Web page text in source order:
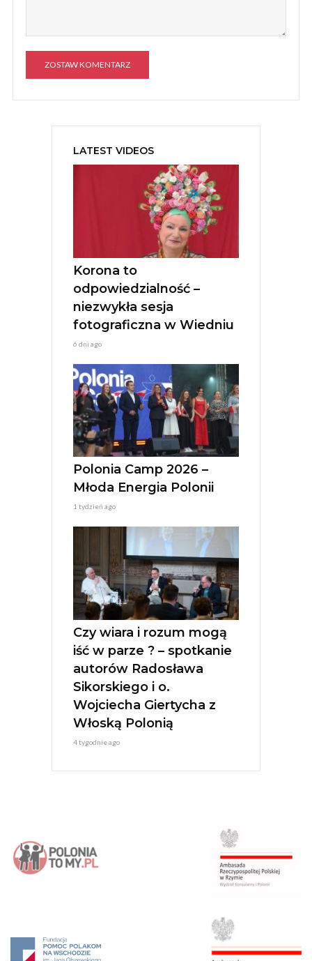
A
LATEST VIDEOS
Korona to
odpowiedzialność –
niezwykła sesja
fotograficzna w Wiedniu
6 dni ago
Polonia Camp 2026 –
Młoda Energia Polonii
1 tydzień ago
Czy wiara i rozum mogą
iść w parze ? – spotkanie
autorów Radosława
Sikorskiego i o.
Wojciecha Giertycha z
Włoską Polonią
4 tygodnie ago